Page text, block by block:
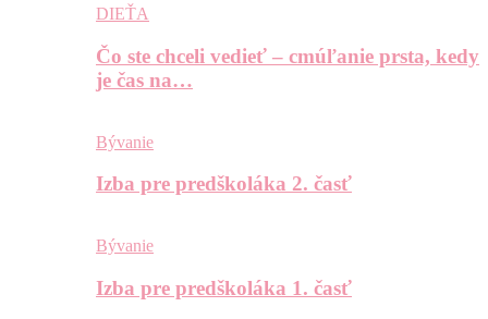
DIEŤA
Čo ste chceli vedieť – cmúľanie prsta, kedy
je čas na…
Bývanie
Izba pre predškoláka 2. časť
Bývanie
Izba pre predškoláka 1. časť